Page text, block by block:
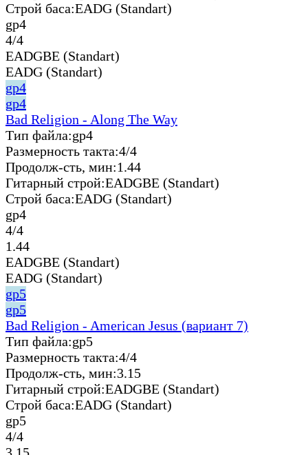
Строй баса:EADG (Standart)
gp4
4/4
EADGBE (Standart)
EADG (Standart)
gp4
gp4
Bad Religion - Along The Way
Тип файла:gp4
Размерность такта:4/4
Продолж-сть, мин:1.44
Гитарный строй:EADGBE (Standart)
Строй баса:EADG (Standart)
gp4
4/4
1.44
EADGBE (Standart)
EADG (Standart)
gp5
gp5
Bad Religion - American Jesus (вариант 7)
Тип файла:gp5
Размерность такта:4/4
Продолж-сть, мин:3.15
Гитарный строй:EADGBE (Standart)
Строй баса:EADG (Standart)
gp5
4/4